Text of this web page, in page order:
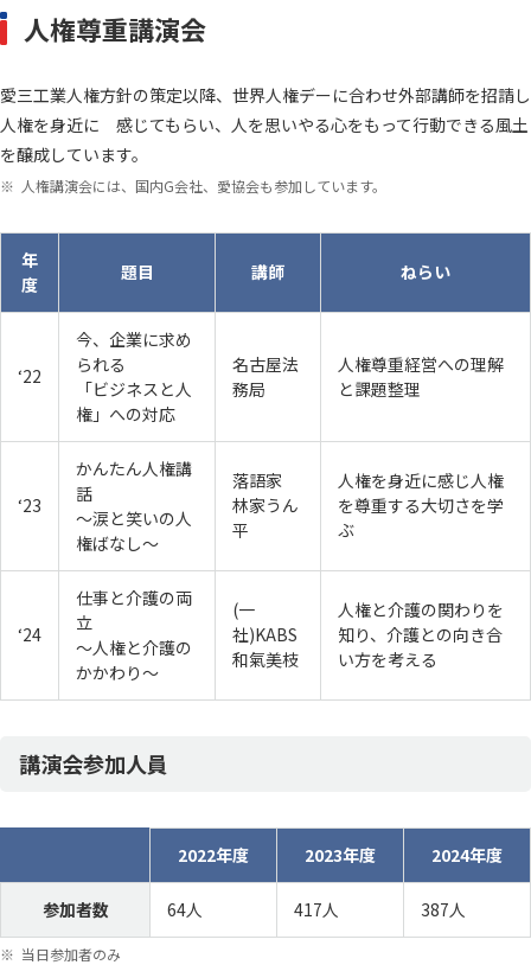
人権尊重講演会
愛三工業人権方針の策定以降、世界人権デーに合わせ外部講師を招請し
人権を身近に 感じてもらい、人を思いやる心をもって行動できる風土
を醸成しています。
人権講演会には、国内G会社、愛協会も参加しています。
年
度
題目 講師 ねらい
‘22
今、企業に求め
られる
「ビジネスと人
権」への対応
名古屋法
務局
人権尊重経営への理解
と課題整理
‘23
かんたん人権講
話
～涙と笑いの人
権ばなし～
落語家
林家うん
平
人権を身近に感じ人権
を尊重する大切さを学
ぶ
‘24
仕事と介護の両
立
～人権と介護の
かかわり～
(一
社)KABS
和氣美枝
人権と介護の関わりを
知り、介護との向き合
い方を考える
講演会参加人員
2022年度 2023年度 2024年度
参加者数 64人 417人 387人
当日参加者のみ